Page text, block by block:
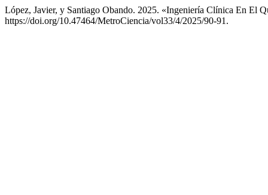
López, Javier, y Santiago Obando. 2025. «Ingeniería Clínica En El
https://doi.org/10.47464/MetroCiencia/vol33/4/2025/90-91.